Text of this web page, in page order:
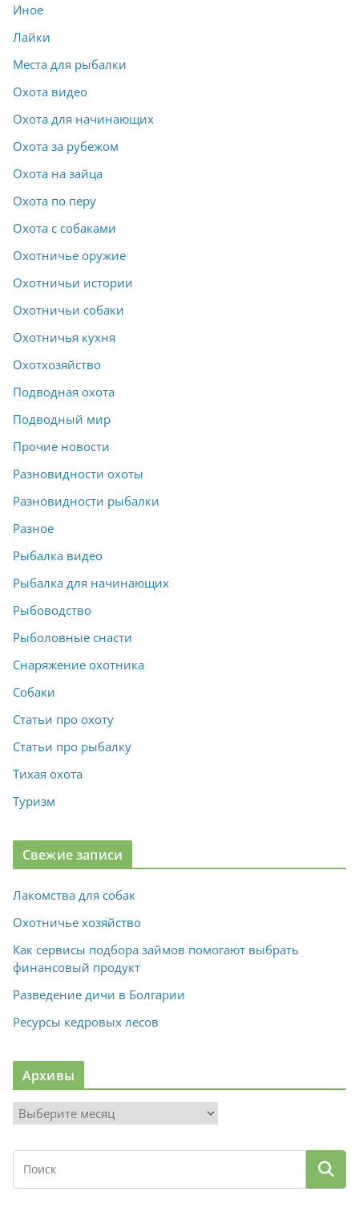
Иное
Лайки
Места для рыбалки
Охота видео
Охота для начинающих
Охота за рубежом
Охота на зайца
Охота по перу
Охота с собаками
Охотничье оружие
Охотничьи истории
Охотничьи собаки
Охотничья кухня
Охотхозяйство
Подводная охота
Подводный мир
Прочие новости
Разновидности охоты
Разновидности рыбалки
Разное
Рыбалка видео
Рыбалка для начинающих
Рыбоводство
Рыболовные снасти
Снаряжение охотника
Собаки
Статьи про охоту
Статьи про рыбалку
Тихая охота
Туризм
Свежие записи
Лакомства для собак
Охотничье хозяйство
Как сервисы подбора займов помогают выбрать
финансовый продукт
Разведение дичи в Болгарии
Ресурсы кедровых лесов
Архивы
р
х
в